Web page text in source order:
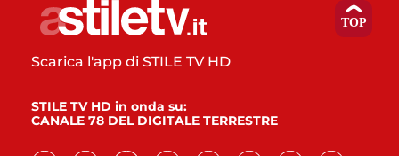
Scarica l'app di STILE TV HD
STILE TV HD in onda su:
CANALE 78 DEL DIGITALE TERRESTRE